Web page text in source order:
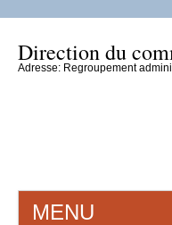
Direction du
Adresse: Regroupement
MENU